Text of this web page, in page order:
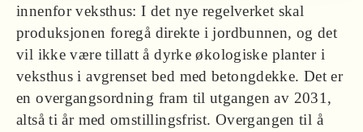
innenfor veksthus: I det nye regelverket skal
produksjonen foregå direkte i jordbunnen, og det
vil ikke være tillatt å dyrke økologiske planter i
veksthus i avgrenset bed med betongdekke. Det er
en overgangsordning fram til utgangen av 2031,
altså ti år med omstillingsfrist. Overgangen til å